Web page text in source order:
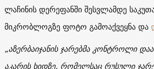
ლაჩინის დერეფანში შესვლამდე
მიკრობლოგზე ფოტო გამოაქვეყნა და
„აზერბაიჯანის ჯარებმა კონტროლი
აკარის ხიდზე, რომელსაც რუსული